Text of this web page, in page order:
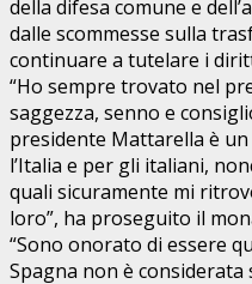
della difesa comune e
dalle scommesse sulla
continuare a tutelare i
“Ho sempre trovato nel
saggezza, senno e
presidente Mattarella è
l’Italia e per gli italiani,
quali sicuramente mi
loro”, ha proseguito il
“Sono onorato di essere
Spagna non è considerata